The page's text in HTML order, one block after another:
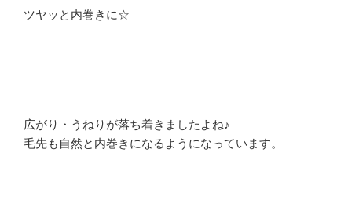
ツヤッと内巻きに☆
広がり・うねりが落ち着きましたよね♪
毛先も自然と内巻きになるようになっています。